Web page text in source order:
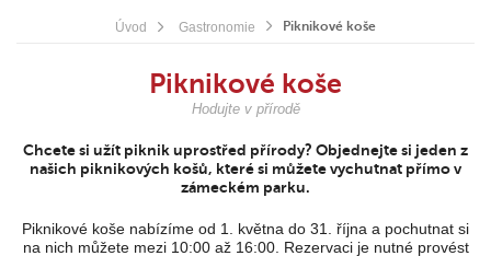
Úvod Gastronomie Piknikové koše
Piknikové koše
Hodujte v přírodě
Chcete si užít piknik uprostřed přírody? Objednejte si jeden z
našich piknikových košů, které si můžete vychutnat přímo v
zámeckém parku.
Piknikové koše nabízíme od 1. května do 31. října a pochutnat si
na nich můžete mezi 10:00 až 16:00. Rezervaci je nutné provést